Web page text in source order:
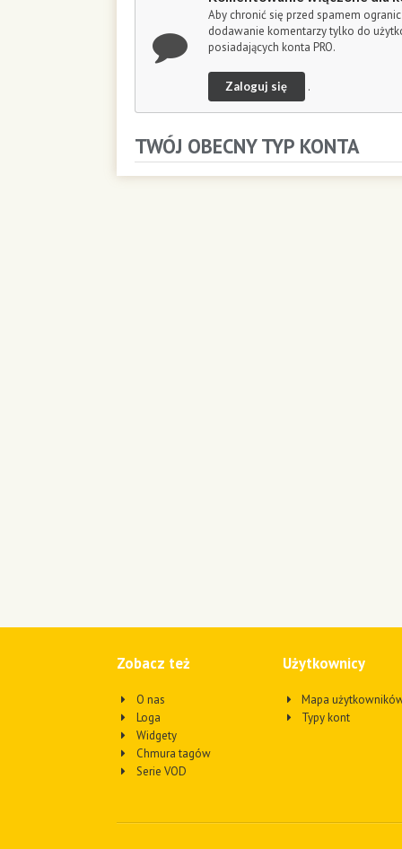
Aby chronić się przed spamem
dodawanie komentarzy tylko do
posiadających konta PRO.
Zaloguj się .
TWÓJ OBECNY TYP KONTA
Zobacz też
O nas
Loga
Widgety
Chmura tagów
Serie VOD
Użytkownicy
Mapa
Typy kont